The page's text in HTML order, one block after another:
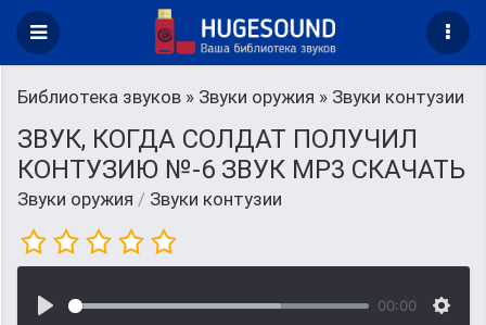
Библиотека звуков » Звуки оружия » Звуки контузии
ЗВУК, КОГДА СОЛДАТ ПОЛУЧИЛ
КОНТУЗИЮ №-6 ЗВУК MP3 СКАЧАТЬ
Звуки оружия / Звуки контузии
00:00